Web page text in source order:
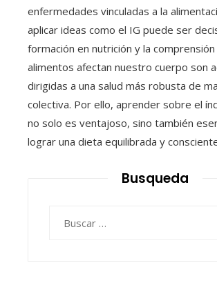
enfermedades vinculadas a la
aplicar ideas como el IG puede ser
formación en nutrición y la
alimentos afectan nuestro cuerpo son
dirigidas a una salud más robusta de
colectiva. Por ello, aprender sobre el
no solo es ventajoso, sino también
lograr una dieta equilibrada y
Busqueda